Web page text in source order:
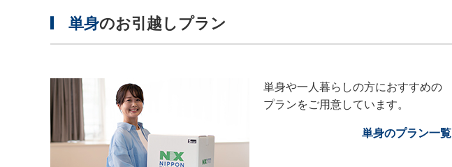
単身のお引越しプラン
単身や一人暮らしの方におすすめの
プランをご用意しています。
単身のプラン一覧